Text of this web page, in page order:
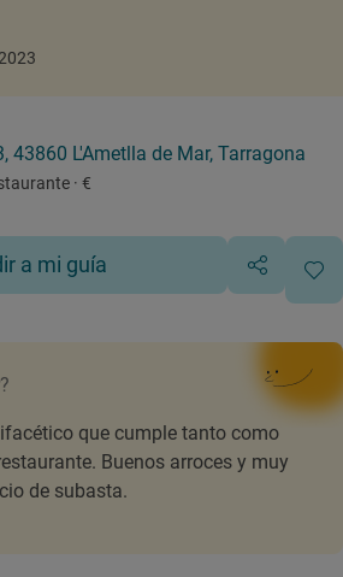
43860 L'Ametlla de Mar, Tarragona
· €
a mi guía
que cumple tanto como
Buenos arroces y muy
de subasta.